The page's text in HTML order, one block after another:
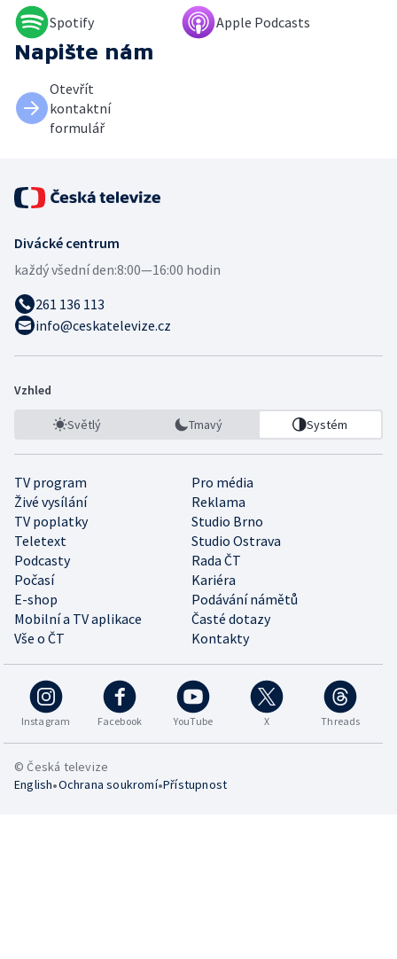
Spotify Apple Podcasts
Napište nám
Otevřít
kontaktní
formulář
Divácké centrum
každý všední den:8:00—16:00 hodin
261 136 113
info@ceskatelevize.cz
Vzhled
Světlý Tmavý Systém
TV program
Pro média
Živé vysílání
Reklama
TV poplatky
Studio Brno
Teletext
Studio Ostrava
Podcasty
Rada ČT
Počasí
Kariéra
E-shop
Podávání námětů
Mobilní a TV aplikace
Časté dotazy
Vše o ČT
Kontakty
Instagram Facebook YouTube X Threads
© Česká televize
English•Ochrana soukromí•Přístupnost